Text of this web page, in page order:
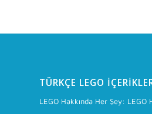
TÜRKÇE LEGO
LEGO Hakkında Her Şey: